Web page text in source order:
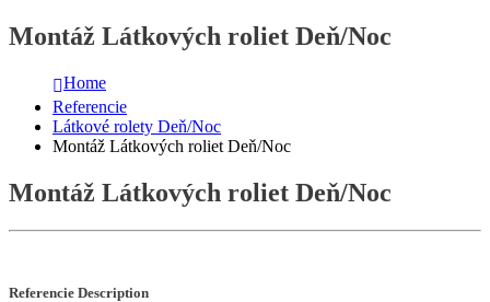
Montáž Látkových roliet Deň/Noc
Home
Referencie
Látkové rolety Deň/Noc
Montáž Látkových roliet Deň/Noc
Montáž Látkových roliet Deň/Noc
Referencie Description